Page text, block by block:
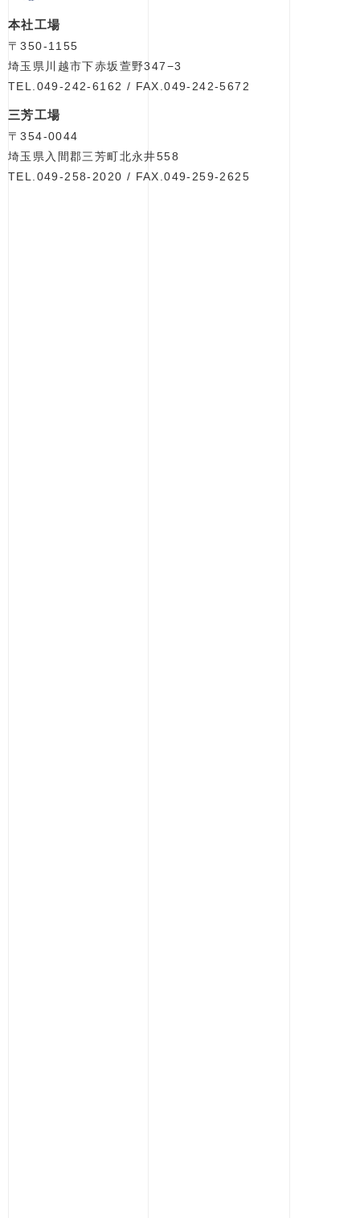
本社工場
〒350-1155
埼玉県川越市下赤坂萱野347−3
TEL.049-242-6162 / FAX.049-242-5672
三芳工場
〒354-0044
埼玉県入間郡三芳町北永井558
TEL.049-258-2020 / FAX.049-259-2625